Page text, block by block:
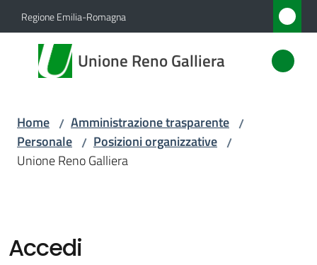
Vai al contenuto
Vai alla navigazione
Vai al footer
Regione Emilia-Romagna
Unione Reno Galliera
Unione
Reno
Amministrazione
Home / Amministrazione trasparente /
Personale / Posizioni organizzative /
Unione Reno Galliera
Accedi